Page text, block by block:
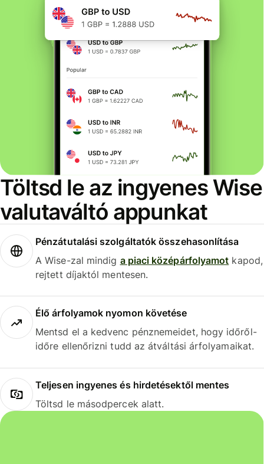
Töltsd le az ingyenes Wise
valutaváltó appunkat
Pénzátutalási szolgáltatók összehasonlítása
A Wise-zal mindig a piaci középárfolyamot kapod,
rejtett díjaktól mentesen.
Élő árfolyamok nyomon követése
Mentsd el a kedvenc pénznemeidet, hogy időről-
időre ellenőrizni tudd az átváltási árfolyamaikat.
Teljesen ingyenes és hirdetésektől mentes
Töltsd le másodpercek alatt.